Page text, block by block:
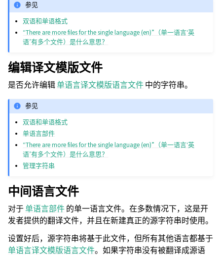
参见
双语和单语格式
“There are more files for the single language (en)”（单一语言‘英
语’有多个文件）是什么意思？
编辑译文模版文件
是否允许编辑单语言译文模版语言文件中的字符串。
参见
双语和单语格式
单语言部件
“There are more files for the single language (en)”（单一语言‘英
语’有多个文件）是什么意思？
管理字符串
中间语言文件
对于单语言部件的单一语言文件。在多数情况下，这是开
发者提供的翻译文件，并且在新建真正的源字符串时使用。
设置好后，源字符串将基于此文件，但所有其他语言都基于
单语言译文模版语言文件。如果字符串没有被翻译成源语